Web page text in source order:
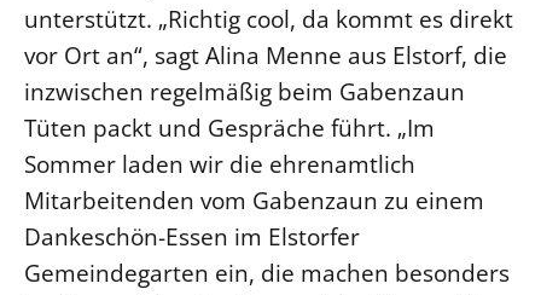
unterstützt. „Richtig cool, da kommt es direkt
vor Ort an“, sagt Alina Menne aus Elstorf, die
inzwischen regelmäßig beim Gabenzaun
Tüten packt und Gespräche führt. „Im
Sommer laden wir die ehrenamtlich
Mitarbeitenden vom Gabenzaun zu einem
Dankeschön-Essen im Elstorfer
Gemeindegarten ein, die machen besonders
SERVICE
Älterwerden im Pfarrberuf
Beteiligungsverfahren
Beschwerdestellen
Ephoralbüro
Finanzplanung
Fundraising